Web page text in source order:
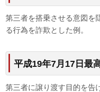
第三者を搭乗させる意図を
る行為を詐欺とした例。
平成19年7月17日最
第三者に譲り渡す目的を告